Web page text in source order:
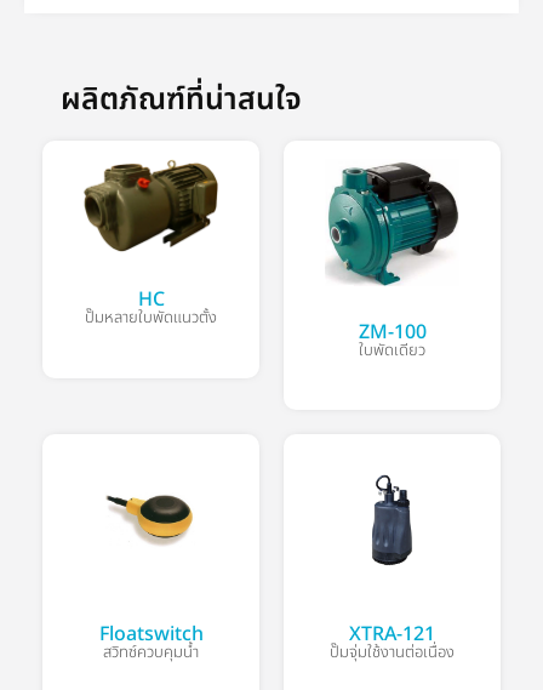
ผลิตภัณฑ์ที่น่าสนใจ
HC
ปั๊มหลายใบพัดแนวตั้ง ZM-100
ใบพัดเดียว
Floatswitch
สวิทซ์ควบคุมน้ำ
XTRA-121
ปั๊มจุ่มใช้งานต่อเนื่อง